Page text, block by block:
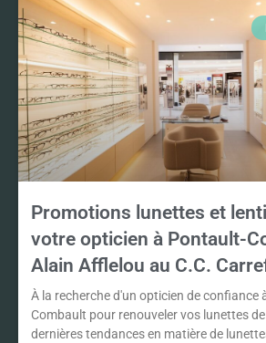
Promotions lunettes et
votre opticien à Pontault-
Alain Afflelou au C.C.
À la recherche d'un opticien de confiance
Combault pour renouveler vos lunettes
dernières tendances en matière de